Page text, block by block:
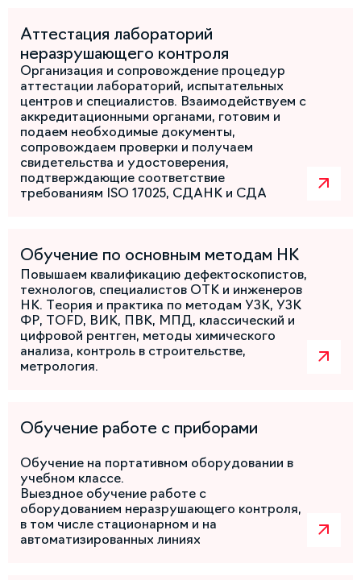
Аттестация лабораторий
неразрушающего контроля
Организация и сопровождение процедур
аттестации лабораторий, испытательных
центров и специалистов. Взаимодействуем с
аккредитационными органами, готовим и
подаем необходимые документы,
сопровождаем проверки и получаем
свидетельства и удостоверения,
подтверждающие соответствие
требованиям ISO 17025, СДАНК и СДА
Обучение по основным методам НК
Повышаем квалификацию дефектоскопистов,
технологов, специалистов ОТК и инженеров
НК. Теория и практика по методам УЗК, УЗК
ФР, TOFD, ВИК, ПВК, МПД, классический и
цифровой рентген, методы химического
анализа, контроль в строительстве,
метрология.
Обучение работе с приборами
Обучение на портативном оборудовании в
учебном классе.
Выездное обучение работе с
оборудованием неразрушающего контроля,
в том числе стационарном и на
автоматизированных линиях